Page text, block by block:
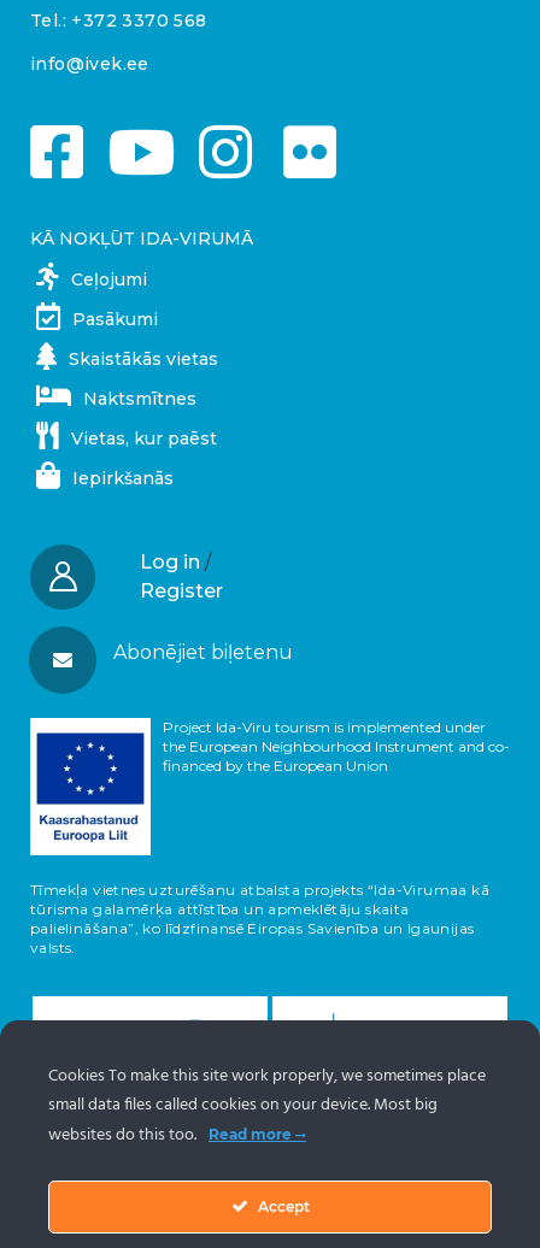
Tel.: +372 3370 568
info@ivek.ee
KĀ NOKĻŪT IDA-VIRUMĀ
Ceļojumi
Pasākumi
Skaistākās vietas
Naktsmītnes
Vietas, kur paēst
Iepirkšanās
Log in /
Register
Abonējiet biļetenu
Project Ida-Viru tourism is implemented under
the European Neighbourhood Instrument and co-
financed by the European Union
Tīmekļa vietnes uzturēšanu atbalsta projekts “Ida-Virumaa kā
tūrisma galamērķa attīstība un apmeklētāju skaita
palielināšana”, ko līdzfinansē Eiropas Savienība un Igaunijas
valsts.
Informācija par objektiem nāk no Igaunijas tūrisma portāla
www.puhkaeestis.ee
Cookies To make this site work properly, we sometimes place
small data files called cookies on your device. Most big
websites do this too.
Read more
Accept